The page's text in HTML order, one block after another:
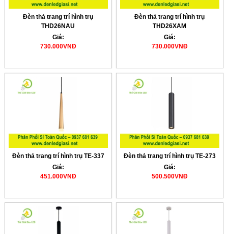
Đèn thả trang trí hình trụ
THD26NAU
Giá:
730.000VNĐ
Đèn thả trang trí hình trụ
THD26XAM
Giá:
730.000VNĐ
Đèn thả trang trí hình trụ TE-337
Giá:
451.000VNĐ
Đèn thả trang trí hình trụ TE-273
Giá:
500.500VNĐ